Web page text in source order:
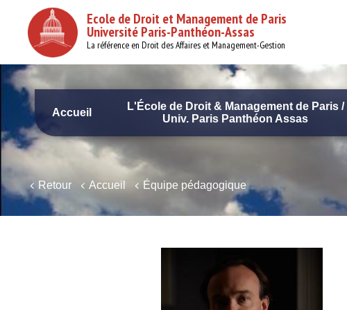
contenu
principal
Ecole de Droit et Management de Paris
Université Paris-Panthéon-Assas
La référence en Droit des Affaires et Management-Gestion
Navigation
principale
Accueil
L'École de Droit & Management de Paris /
Univ. Paris Panthéon Assas
Retour Accueil Équipe pédagogique